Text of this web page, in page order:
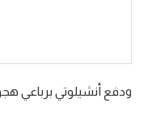
أمم إفريقيا
ودفع أنشيلوتي برباعي